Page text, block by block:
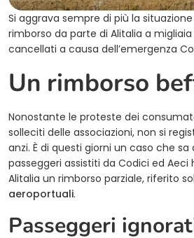
Si aggrava sempre di più la
rimborso da parte di Alitalia a
cancellati a causa dell’emergenza
Un rimborso
Nonostante le proteste dei
solleciti delle associazioni, non si
anzi. È di questi giorni un caso che
passeggeri assistiti da Codici ed
Alitalia un rimborso parziale, riferito
aeroportuali.
Passeggeri